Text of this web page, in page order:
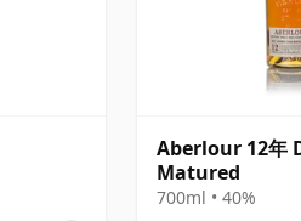
Aberlour 12年
Matured
700ml • 40%